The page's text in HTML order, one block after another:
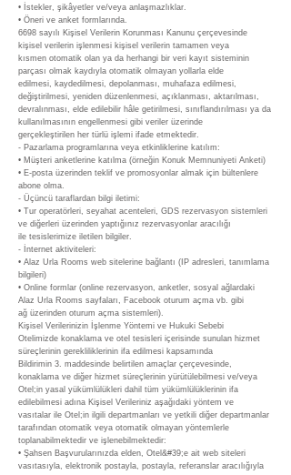
• İstekler, şikâyetler ve/veya anlaşmazlıklar.
• Öneri ve anket formlarında.
6698 sayılı Kişisel Verilerin Korunması Kanunu çerçevesinde
kişisel verilerin işlenmesi kişisel verilerin tamamen veya
kısmen otomatik olan ya da herhangi bir veri kayıt sisteminin
parçası olmak kaydıyla otomatik olmayan yollarla elde
edilmesi, kaydedilmesi, depolanması, muhafaza edilmesi,
değiştirilmesi, yeniden düzenlenmesi, açıklanması, aktarılması,
devralınması, elde edilebilir hâle getirilmesi, sınıflandırılması ya da
kullanılmasının engellenmesi gibi veriler üzerinde
gerçekleştirilen her türlü işlemi ifade etmektedir.
- Pazarlama programlarına veya etkinliklerine katılım:
• Müşteri anketlerine katılma (örneğin Konuk Memnuniyeti Anketi)
• E-posta üzerinden teklif ve promosyonlar almak için bültenlere
abone olma.
- Üçüncü taraflardan bilgi iletimi:
• Tur operatörleri, seyahat acenteleri, GDS rezervasyon sistemleri
ve diğerleri üzerinden yaptığınız rezervasyonlar aracılığı
ile tesislerimize iletilen bilgiler.
- İnternet aktiviteleri:
• Alaz Urla Rooms web sitelerine bağlantı (IP adresleri, tanımlama
bilgileri)
• Online formlar (online rezervasyon, anketler, sosyal ağlardaki
Alaz Urla Rooms sayfaları, Facebook oturum açma vb. gibi
ağ üzerinden oturum açma sistemleri).
Kişisel Verilerinizin İşlenme Yöntemi ve Hukuki Sebebi
Otelimizde konaklama ve otel tesisleri içerisinde sunulan hizmet
süreçlerinin gerekliliklerinin ifa edilmesi kapsamında
Bildirimin 3. maddesinde belirtilen amaçlar çerçevesinde,
konaklama ve diğer hizmet süreçlerinin yürütülebilmesi ve/veya
Otel;in yasal yükümlülükleri dahil tüm yükümlülüklerinin ifa
edilebilmesi adına Kişisel Verileriniz aşağıdaki yöntem ve
vasıtalar ile Otel;in ilgili departmanları ve yetkili diğer departmanlar
tarafından otomatik veya otomatik olmayan yöntemlerle
toplanabilmektedir ve işlenebilmektedir:
• Şahsen Başvurularınızda elden, Otel&#39;e ait web siteleri
vasıtasıyla, elektronik postayla, postayla, referanslar aracılığıyla